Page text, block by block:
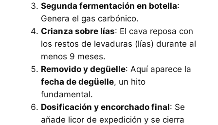
Segunda fermentación en botella:
Genera el gas carbónico.
Crianza sobre lías: El cava reposa con
los restos de levaduras (lías) durante al
menos 9 meses.
Removido y degüelle: Aquí aparece la
fecha de degüelle, un hito
fundamental.
Dosificación y encorchado final: Se
añade licor de expedición y se cierra